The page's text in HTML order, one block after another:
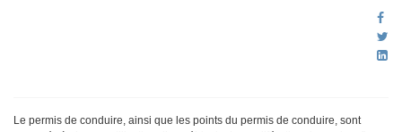
Le permis de conduire, ainsi que les points du permis de conduire, sont